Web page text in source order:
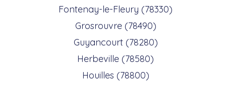
Fontenay-le-Fleury (78330)
Grosrouvre (78490)
Guyancourt (78280)
Herbeville (78580)
Houilles (78800)